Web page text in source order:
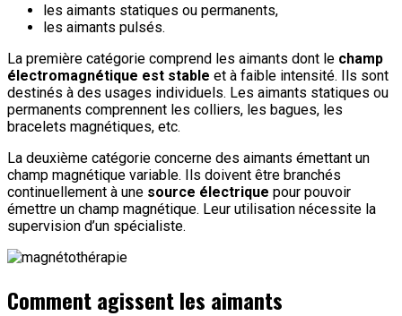
les aimants statiques ou permanents,
les aimants pulsés.
La première catégorie comprend les aimants dont le champ
électromagnétique est stable et à faible intensité. Ils sont
destinés à des usages individuels. Les aimants statiques ou
permanents comprennent les colliers, les bagues, les
bracelets magnétiques, etc.
La deuxième catégorie concerne des aimants émettant un
champ magnétique variable. Ils doivent être branchés
continuellement à une source électrique pour pouvoir
émettre un champ magnétique. Leur utilisation nécessite la
supervision d’un spécialiste.
Comment agissent les aimants